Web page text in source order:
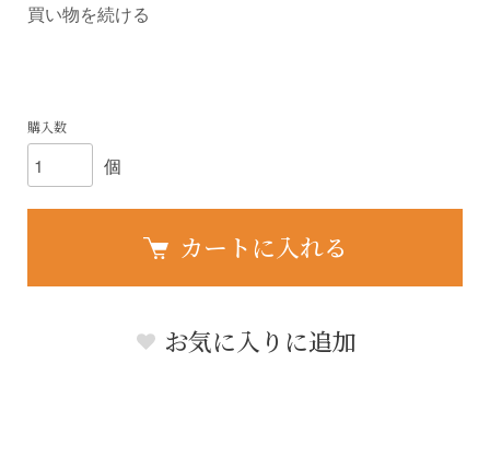
買い物を続ける
購入数
個
カートに入れる
お気に入りに追加